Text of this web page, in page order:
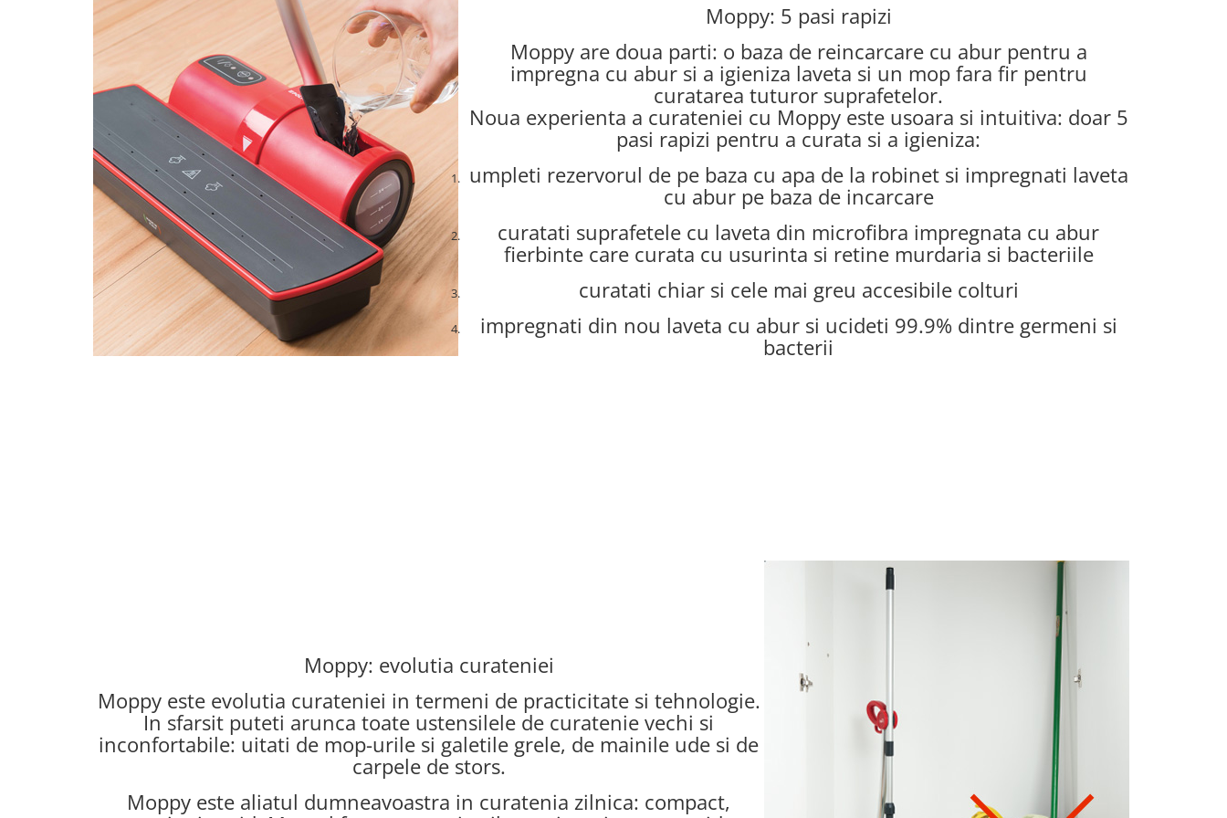
Moppy: 5 pasi rapizi
Moppy are doua parti: o baza de reincarcare cu abur pentru a
impregna cu abur si a igieniza laveta si un mop fara fir pentru
curatarea tuturor suprafetelor.
Noua experienta a curateniei cu Moppy este usoara si intuitiva: doar 5
pasi rapizi pentru a curata si a igieniza:
umpleti rezervorul de pe baza cu apa de la robinet si impregnati laveta
cu abur pe baza de incarcare
curatati suprafetele cu laveta din microfibra impregnata cu abur
fierbinte care curata cu usurinta si retine murdaria si bacteriile
curatati chiar si cele mai greu accesibile colturi
impregnati din nou laveta cu abur si ucideti 99.9% dintre germeni si
bacterii
Moppy: evolutia curateniei
Moppy este evolutia curateniei in termeni de practicitate si tehnologie.
In sfarsit puteti arunca toate ustensilele de curatenie vechi si
inconfortabile: uitati de mop-urile si galetile grele, de mainile ude si de
carpele de stors.
Moppy este aliatul dumneavoastra in curatenia zilnica: compact,